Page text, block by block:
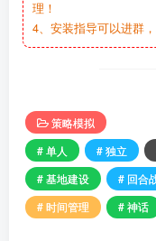
理！
4、安装指导可以进群
策略模拟
# 单人
# 独立
# 基地建设
# 回合
# 时间管理
# 神话